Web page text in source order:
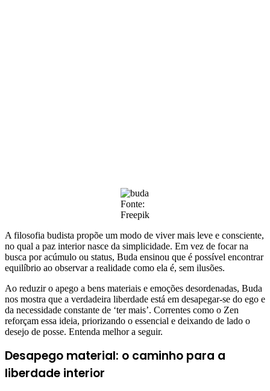
Fonte:
Freepik
A filosofia budista propõe um modo de viver mais leve e consciente,
no qual a paz interior nasce da simplicidade. Em vez de focar na
busca por acúmulo ou status, Buda ensinou que é possível encontrar
equilíbrio ao observar a realidade como ela é, sem ilusões.
Ao reduzir o apego a bens materiais e emoções desordenadas, Buda
nos mostra que a verdadeira liberdade está em desapegar-se do ego e
da necessidade constante de ‘ter mais’. Correntes como o Zen
reforçam essa ideia, priorizando o essencial e deixando de lado o
desejo de posse. Entenda melhor a seguir.
Desapego material: o caminho para a
liberdade interior